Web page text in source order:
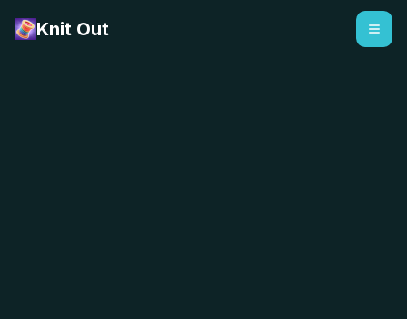
Knit Out